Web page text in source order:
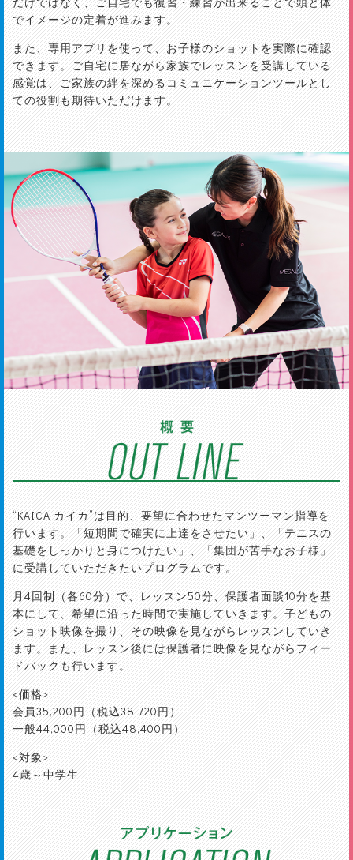
でイメージの定着が進みます。
また、専用アプリを使って、お子様のショットを実際に確認
できます。ご自宅に居ながら家族でレッスンを受講している
感覚は、ご家族の絆を深めるコミュニケーションツールとし
ての役割も期待いただけます。
“KAICA カイカ”は目的、要望に合わせたマンツーマン指導を
行います。「短期間で確実に上達をさせたい」、「テニスの
基礎をしっかりと身につけたい」、「集団が苦手なお子様」
に受講していただきたいプログラムです。
月4回制（各60分）で、レッスン50分、保護者面談10分を基
本にして、希望に沿った時間で実施していきます。子どもの
ショット映像を撮り、その映像を見ながらレッスンしていき
ます。また、レッスン後には保護者に映像を見ながらフィー
ドバックも行います。
<価格>
会員35,200円（税込38,720円）
一般44,000円（税込48,400円）
<対象>
4歳～中学生